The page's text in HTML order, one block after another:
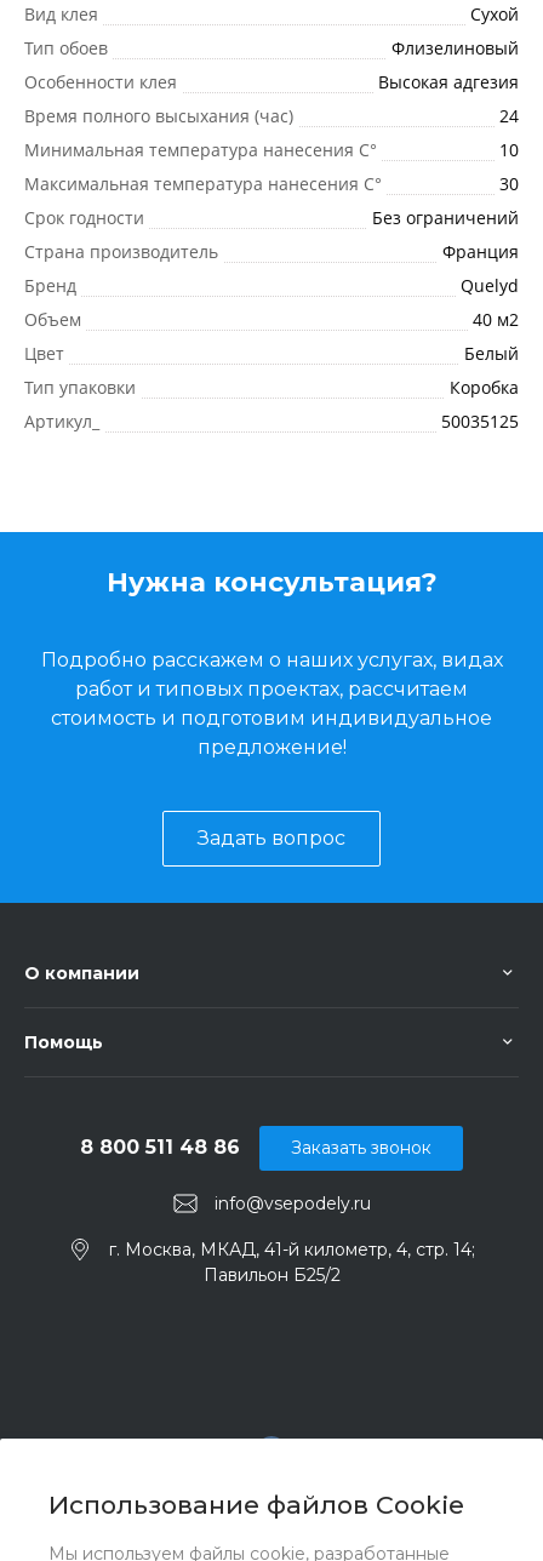
Использование файлов Cookie
Мы используем файлы cookie, разработанные
Вид клея
Сухой
Тип обоев
Флизелиновый
Особенности клея
Высокая адгезия
Время полного высыхания (час)
24
Минимальная температура нанесения C°
10
Максимальная температура нанесения C°
30
Срок годности
Без ограничений
Страна производитель
Франция
Бренд
Quelyd
Объем
40 м2
Цвет
Белый
Тип упаковки
Коробка
Артикул_
50035125
Нужна консультация?
Подробно расскажем о наших услугах, видах
работ и типовых проектах, рассчитаем
стоимость и подготовим индивидуальное
предложение!
Задать вопрос
О компании
Помощь
info@vsepodely.ru
8 800 511 48 86
г. Москва, МКАД, 41-й километр, 4, стр. 14;
Павильон Б25/2
Заказать звонок